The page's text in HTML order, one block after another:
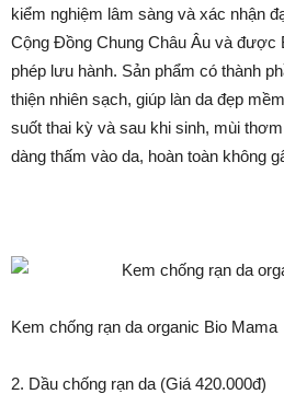
kiểm nghiệm lâm sàng và xác nhận
Cộng Đồng Chung Châu Âu và được
phép lưu hành. Sản phẩm có thành
thiện nhiên sạch, giúp làn da đẹp
suốt thai kỳ và sau khi sinh, mùi
dàng thấm vào da, hoàn toàn không
Kem chống rạn da organic Bio Mama
2. Dầu chống rạn da (Giá 420.000đ)